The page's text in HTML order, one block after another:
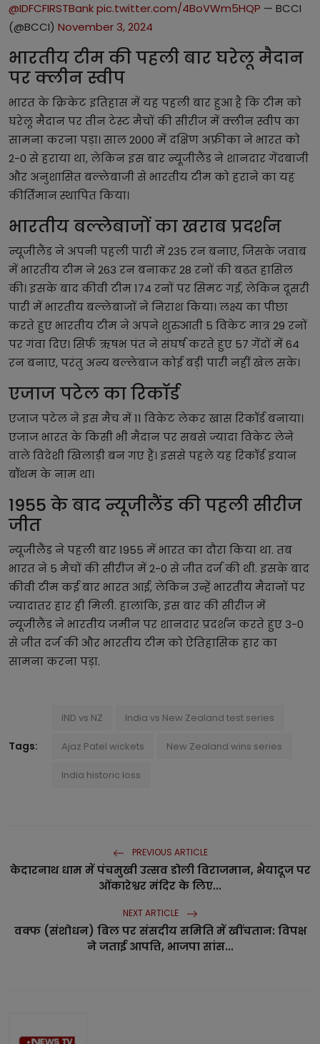
@IDFCFIRSTBankpic.twitter.com/4BoVWm5HQP — BCCI
(@BCCI) November 3, 2024
भारतीय टीम की पहली बार घरेलू मैदान
पर क्लीन स्वीप
भारत के क्रिकेट इतिहास में यह पहली बार हुआ है कि टीम को
घरेलू मैदान पर तीन टेस्ट मैचों की सीरीज में क्लीन स्वीप का
सामना करना पड़ा। साल 2000 में दक्षिण अफ्रीका ने भारत को
2-0 से हराया था, लेकिन इस बार न्यूजीलैंड ने शानदार गेंदबाजी
और अनुशासित बल्लेबाजी से भारतीय टीम को हराने का यह
कीर्तिमान स्थापित किया।
भारतीय बल्लेबाजों का खराब प्रदर्शन
न्यूजीलैंड ने अपनी पहली पारी में 235 रन बनाए, जिसके जवाब
में भारतीय टीम ने 263 रन बनाकर 28 रनों की बढ़त हासिल
की। इसके बाद कीवी टीम 174 रनों पर सिमट गई, लेकिन दूसरी
पारी में भारतीय बल्लेबाजों ने निराश किया। लक्ष्य का पीछा
करते हुए भारतीय टीम ने अपने शुरुआती 5 विकेट मात्र 29 रनों
पर गंवा दिए। सिर्फ ऋषभ पंत ने संघर्ष करते हुए 57 गेंदों में 64
रन बनाए, परंतु अन्य बल्लेबाज कोई बड़ी पारी नहीं खेल सके।
एजाज पटेल का रिकॉर्ड
एजाज पटेल ने इस मैच में 11 विकेट लेकर खास रिकॉर्ड बनाया।
एजाज भारत के किसी भी मैदान पर सबसे ज्यादा विकेट लेने
वाले विदेशी खिलाड़ी बन गए हैं। इससे पहले यह रिकॉर्ड इयान
बॉथम के नाम था।
1955 के बाद न्यूजीलैंड की पहली सीरीज
जीत
न्यूजीलैंड ने पहली बार 1955 में भारत का दौरा किया था. तब
भारत ने 5 मैचों की सीरीज में 2-0 से जीत दर्ज की थी. इसके बाद
कीवी टीम कई बार भारत आई, लेकिन उन्हें भारतीय मैदानों पर
ज्यादातर हार ही मिली. हालांकि, इस बार की सीरीज में
न्यूजीलैंड ने भारतीय जमीन पर शानदार प्रदर्शन करते हुए 3-0
से जीत दर्ज की और भारतीय टीम को ऐतिहासिक हार का
सामना करना पड़ा.
Tags:
IND vs NZ India vs New Zealand test series
Ajaz Patel wickets New Zealand wins series
India historic loss
PREVIOUS ARTICLE
केदारनाथ धाम में पंचमुखी उत्सव डोली विराजमान, भैयादूज पर
ओंकारेश्वर मंदिर के लिए...
NEXT ARTICLE
वक्फ (संशोधन) बिल पर संसदीय समिति में खींचतान: विपक्ष
ने जताई आपत्ति, भाजपा सांस...